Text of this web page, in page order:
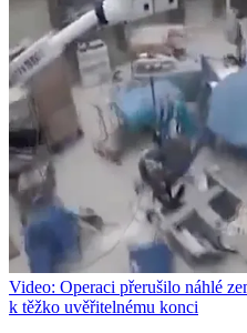
Video: Operaci přerušilo náhlé
k těžko uvěřitelnému konci